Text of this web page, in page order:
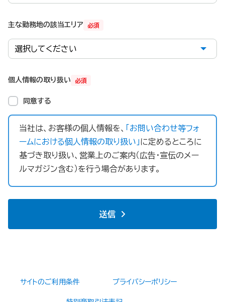
必須
主な勤務地の該当エリア
必須
個人情報の取り扱い
同意する
当社は、お客様の個人情報を、
「お問い合わせ等フォ
ームにおける個人情報の取り扱い」に定めるところに
基づき取り扱い、営業上のご案内（広告・宣伝のメー
ルマガジン含む）を行う場合があります。
送信
サイトのご利用条件 プライバシーポリシー